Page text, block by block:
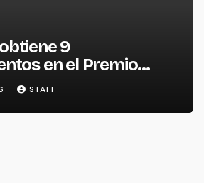
9
en el Premio
Cerámica
STAFF